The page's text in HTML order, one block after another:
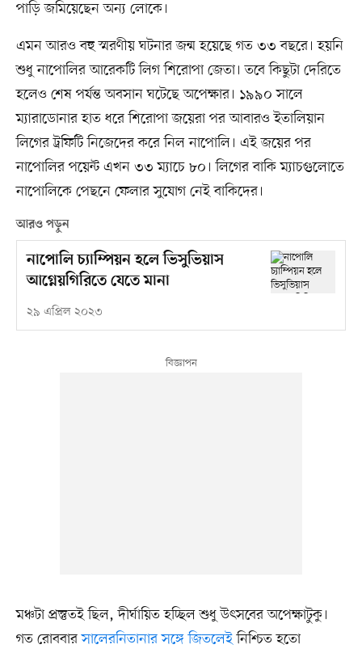
পাড়ি জমিয়েছেন অন্য লোকে।
এমন আরও বহু স্মরণীয় ঘটনার জন্ম হয়েছে গত ৩৩ বছরে। হয়নি
শুধু নাপোলির আরেকটি লিগ শিরোপা জেতা। তবে কিছুটা দেরিতে
হলেও শেষ পর্যন্ত অবসান ঘটেছে অপেক্ষার। ১৯৯০ সালে
ম্যারাডোনার হাত ধরে শিরোপা জয়েরা পর আবারও ইতালিয়ান
লিগের ট্রফিটি নিজেদের করে নিল নাপোলি। এই জয়ের পর
নাপোলির পয়েন্ট এখন ৩৩ ম্যাচে ৮০। লিগের বাকি ম্যাচগুলোতে
নাপোলিকে পেছনে ফেলার সুযোগ নেই বাকিদের।
আরও পড়ুন
নাপোলি চ্যাম্পিয়ন হলে ভিসুভিয়াস
আগ্নেয়গিরিতে যেতে মানা
২৯ এপ্রিল ২০২৩
মঞ্চটা প্রস্তুতই ছিল, দীর্ঘায়িত হচ্ছিল শুধু উৎসবের অপেক্ষাটুকু।
গত রোববারসালেরনিতানার সঙ্গে জিতলেইনিশ্চিত হতো